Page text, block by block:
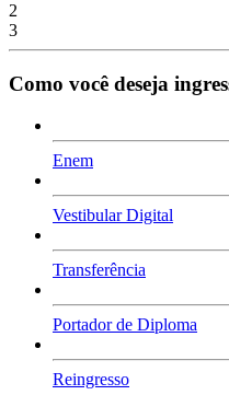
2
3
Como você deseja
Enem
Vestibular Digital
Transferência
Portador de Diploma
Reingresso